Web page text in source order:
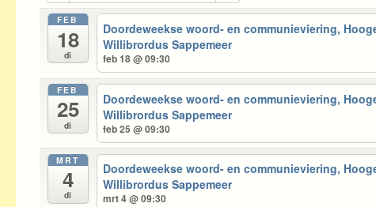
FEB
18
di
Doordeweekse woord- en communieviering,
Willibrordus Sappemeer
feb 18 @ 09:30
FEB
25
di
Doordeweekse woord- en communieviering,
Willibrordus Sappemeer
feb 25 @ 09:30
MRT
4
di
Doordeweekse woord- en communieviering,
Willibrordus Sappemeer
mrt 4 @ 09:30